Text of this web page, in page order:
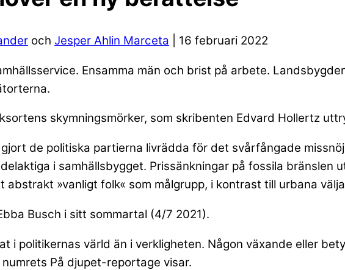
och Jesper Ahlin Marceta | 16 februari 2022
Ensamma män och brist på arbete.
skymningsmörker, som skribenten Edvard Hollertz
de politiska partierna livrädda för det svårfångade
i samhällsbygget. Prissänkningar på fossila bränslen
»vanligt folk« som målgrupp, i kontrast till urbana
Busch i sitt sommartal (4/7 2021).
i politikernas värld än i verkligheten. Någon växande eller
På djupet-reportage visar.